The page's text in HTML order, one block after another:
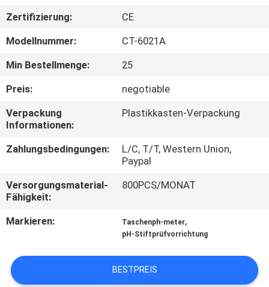
FABRIK
TOUR
QUALITÄTSKONTROLLE
KONTAKT
ALLE
FÄLLE
SITEMAP
Zertifizierung:
CE
Modellnummer:
CT-6021A
Min Bestellmenge:
25
Preis:
negotiable
Verpackung
Informationen:
Plastikkasten-Verpackung
Zahlungsbedingungen:
L/C, T/T, Western Union,
Paypal
Versorgungsmaterial-
Fähigkeit:
800PCS/MONAT
Markieren: Taschenph-meter,
pH-Stiftprüfvorrichtung
BESTPREIS